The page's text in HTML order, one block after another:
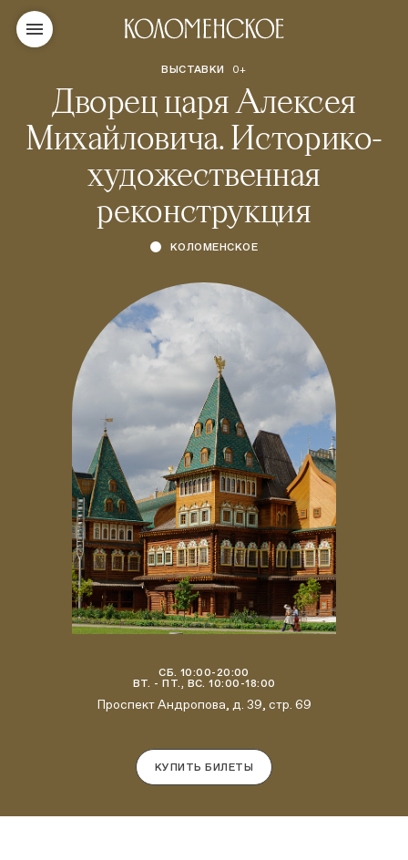
ВЫСТАВКИ 0+
Дворец царя Алексея
Михайловича. Историко-
художественная
реконструкция
КОЛОМЕНСКОЕ
СБ. 10:00-20:00
ВТ. - ПТ., ВС. 10:00-18:00
Проспект Андропова, д. 39, стр. 69
КУПИТЬ БИЛЕТЫ